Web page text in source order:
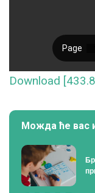
Download
Можда ће вас